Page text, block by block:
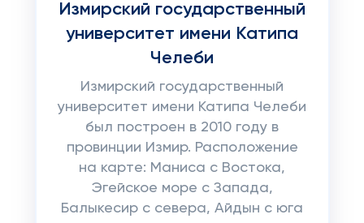
Измирский государственный
университет имени Катипа
Челеби
Измирский государственный
университет имени Катипа Челеби
был построен в 2010 году в
провинции Измир. Расположение
на карте: Маниса с Востока,
Эгейское море с Запада,
Балыкесир с севера, Айдын с юга